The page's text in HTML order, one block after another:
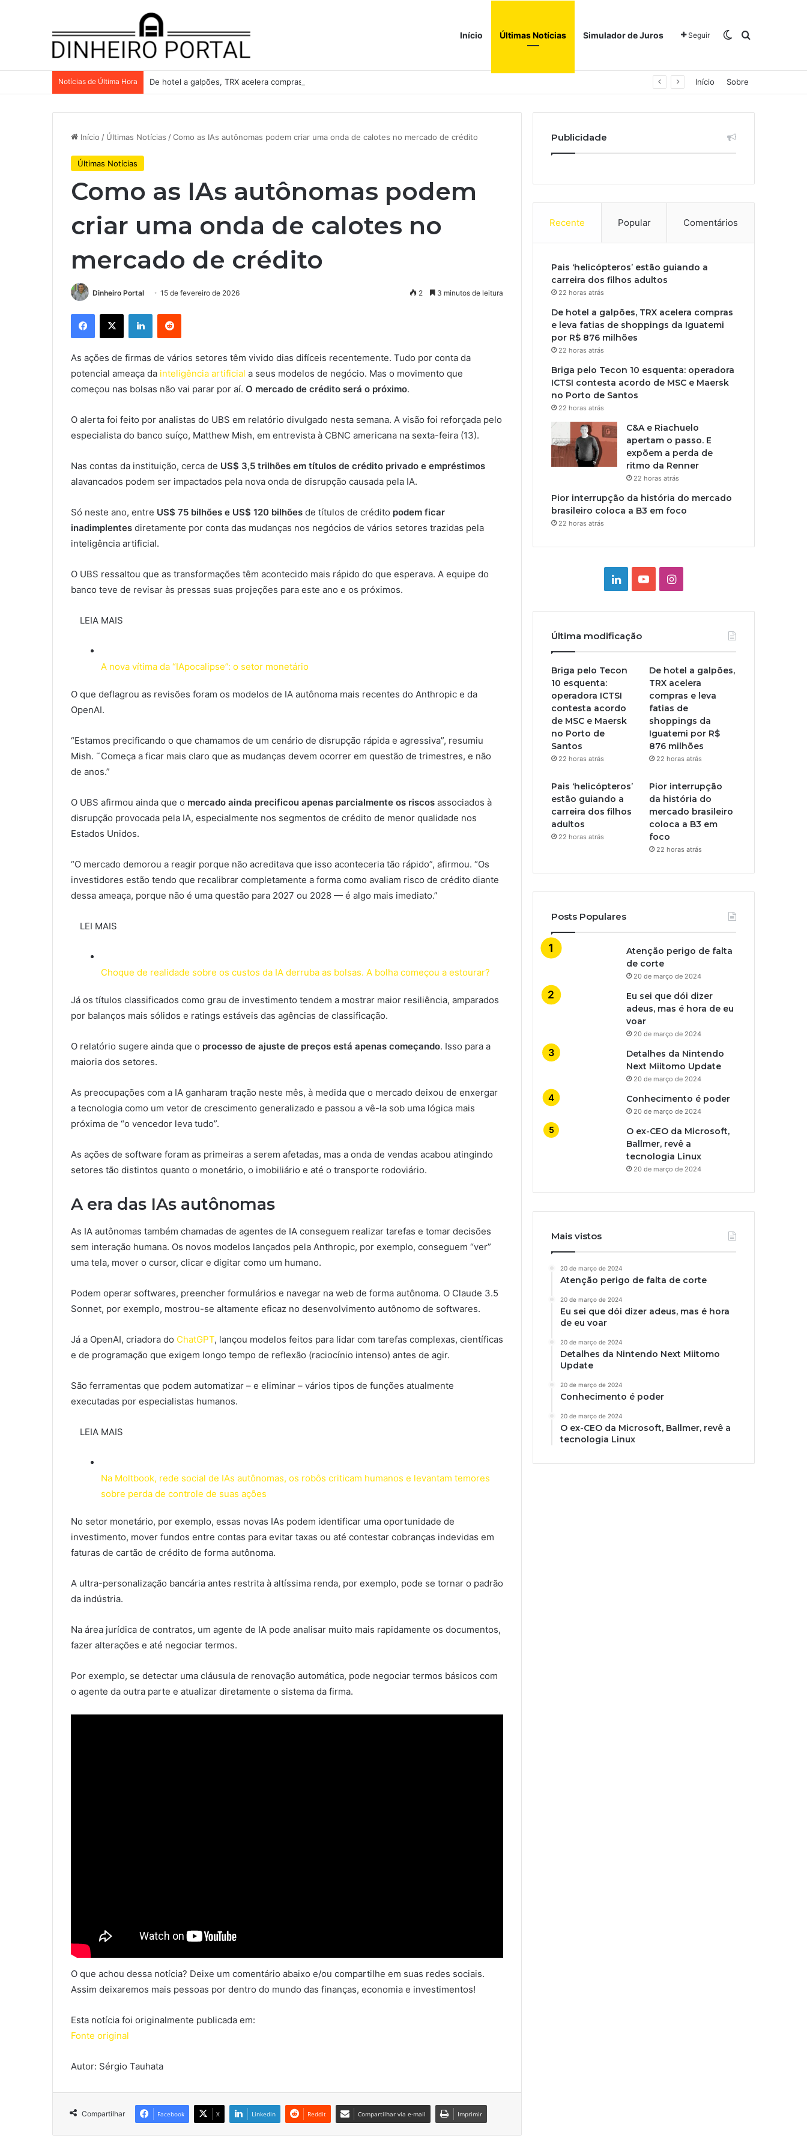
Início Últimas Notícias Simulador de Juros Seguir Switch skin
Procurar por
Notícias de Última Hora De hotel a galpões, TRX acelera compras e leva fatias de shoppings da Iguatemi por R$ 876 milhões Início Sobre
Início / Últimas Notícias /Como as IAs autônomas podem criar uma onda de calotes no mercado de crédito
Últimas Notícias
Como as IAs autônomas podem
criar uma onda de calotes no
mercado de crédito
Dinheiro Portal 15 de fevereiro de 2026 2 3 minutos de leitura
Facebook
X LinkedinReddit
As ações de firmas de vários setores têm vivido dias difíceis recentemente. Tudo por conta da
potencial ameaça da inteligência artificial a seus modelos de negócio. Mas o movimento que
começou nas bolsas não vai parar por aí. O mercado de crédito será o próximo.
O alerta foi feito por analistas do UBS em relatório divulgado nesta semana. A visão foi reforçada pelo
especialista do banco suíço, Matthew Mish, em entrevista à CBNC americana na sexta-feira (13).
Nas contas da instituição, cerca de US$ 3,5 trilhões em títulos de crédito privado e empréstimos
alavancados podem ser impactados pela nova onda de disrupção causada pela IA.
Só neste ano, entre US$ 75 bilhões e US$ 120 bilhões de títulos de crédito podem ficar
inadimplentes diretamente por conta das mudanças nos negócios de vários setores trazidas pela
inteligência artificial.
O UBS ressaltou que as transformações têm acontecido mais rápido do que esperava. A equipe do
banco teve de revisar às pressas suas projeções para este ano e os próximos.
LEIA MAIS
A nova vítima da “IApocalipse”: o setor monetário
O que deflagrou as revisões foram os modelos de IA autônoma mais recentes do Anthropic e da
OpenAI.
“Estamos precificando o que chamamos de um cenário de disrupção rápida e agressiva”, resumiu
Mish. ˜Começa a ficar mais claro que as mudanças devem ocorrer em questão de trimestres, e não
de anos.”
O UBS afirmou ainda que o mercado ainda precificou apenas parcialmente os riscos associados à
disrupção provocada pela IA, especialmente nos segmentos de crédito de menor qualidade nos
Estados Unidos.
“O mercado demorou a reagir porque não acreditava que isso aconteceria tão rápido”, afirmou. “Os
investidores estão tendo que recalibrar completamente a forma como avaliam risco de crédito diante
dessa ameaça, porque não é uma questão para 2027 ou 2028 — é algo mais imediato.”
LEI MAIS
Choque de realidade sobre os custos da IA derruba as bolsas. A bolha começou a estourar?
Já os títulos classificados como grau de investimento tendem a mostrar maior resiliência, amparados
por balanços mais sólidos e ratings estáveis das agências de classificação.
O relatório sugere ainda que o processo de ajuste de preços está apenas começando. Isso para a
maioria dos setores.
As preocupações com a IA ganharam tração neste mês, à medida que o mercado deixou de enxergar
a tecnologia como um vetor de crescimento generalizado e passou a vê-la sob uma lógica mais
próxima de “o vencedor leva tudo”.
As ações de software foram as primeiras a serem afetadas, mas a onda de vendas acabou atingindo
setores tão distintos quanto o monetário, o imobiliário e até o transporte rodoviário.
A era das IAs autônomas
As IA autônomas também chamadas de agentes de IA conseguem realizar tarefas e tomar decisões
sem interação humana. Os novos modelos lançados pela Anthropic, por exemplo, conseguem “ver”
uma tela, mover o cursor, clicar e digitar como um humano.
Podem operar softwares, preencher formulários e navegar na web de forma autônoma. O Claude 3.5
Sonnet, por exemplo, mostrou-se altamente eficaz no desenvolvimento autônomo de softwares.
Já a OpenAI, criadora do ChatGPT, lançou modelos feitos para lidar com tarefas complexas, científicas
e de programação que exigem longo tempo de reflexão (raciocínio intenso) antes de agir.
São ferramentas que podem automatizar – e eliminar – vários tipos de funções atualmente
executadas por especialistas humanos.
LEIA MAIS
Na Moltbook, rede social de IAs autônomas, os robôs criticam humanos e levantam temores
sobre perda de controle de suas ações
No setor monetário, por exemplo, essas novas IAs podem identificar uma oportunidade de
investimento, mover fundos entre contas para evitar taxas ou até contestar cobranças indevidas em
faturas de cartão de crédito de forma autônoma.
A ultra-personalização bancária antes restrita à altíssima renda, por exemplo, pode se tornar o padrão
da indústria.
Na área jurídica de contratos, um agente de IA pode analisar muito mais rapidamente os documentos,
fazer alterações e até negociar termos.
Por exemplo, se detectar uma cláusula de renovação automática, pode negociar termos básicos com
o agente da outra parte e atualizar diretamente o sistema da firma.
O que achou dessa notícia? Deixe um comentário abaixo e/ou compartilhe em suas redes sociais.
Assim deixaremos mais pessoas por dentro do mundo das finanças, economia e investimentos!
Esta notícia foi originalmente publicada em:
Fonte original
Autor: Sérgio Tauhata
Compartilhar Facebook X Linkedin Reddit Compartilhar via e-mail Imprimir
Publicidade
Recente Popular Comentários
Pais ‘helicópteros’ estão guiando a
carreira dos filhos adultos
22 horas atrás
De hotel a galpões, TRX acelera compras
e leva fatias de shoppings da Iguatemi
por R$ 876 milhões
22 horas atrás
Briga pelo Tecon 10 esquenta: operadora
ICTSI contesta acordo de MSC e Maersk
no Porto de Santos
22 horas atrás
C&A e Riachuelo
apertam o passo. E
expõem a perda de
ritmo da Renner
22 horas atrás
Pior interrupção da história do mercado
brasileiro coloca a B3 em foco
22 horas atrás
LinkedinYouTubeInstagram
Última modificação
Briga pelo Tecon
10 esquenta:
operadora ICTSI
contesta acordo
de MSC e Maersk
no Porto de
Santos
22 horas atrás
De hotel a galpões,
TRX acelera
compras e leva
fatias de
shoppings da
Iguatemi por R$
876 milhões
22 horas atrás
Pais ‘helicópteros’
estão guiando a
carreira dos filhos
adultos
22 horas atrás
Pior interrupção
da história do
mercado brasileiro
coloca a B3 em
foco
22 horas atrás
Posts Populares
Atenção perigo de falta
de corte
20 de março de 2024
Eu sei que dói dizer
adeus, mas é hora de eu
voar
20 de março de 2024
Detalhes da Nintendo
Next Miitomo Update
20 de março de 2024
Conhecimento é poder
20 de março de 2024
O ex-CEO da Microsoft,
Ballmer, revê a
tecnologia Linux
20 de março de 2024
Mais vistos
20 de março de 2024
Atenção perigo de falta de corte
20 de março de 2024
Eu sei que dói dizer adeus, mas é hora
de eu voar
20 de março de 2024
Detalhes da Nintendo Next Miitomo
Update
20 de março de 2024
Conhecimento é poder
20 de março de 2024
O ex-CEO da Microsoft, Ballmer, revê a
tecnologia Linux